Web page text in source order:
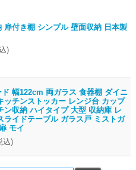
扉付き棚 シンプル 壁面収納 日本製
)
ド 幅122cm 両ガラス 食器棚 ダイニ
ッチンストッカー レンジ台 カップ
ン収納 ハイタイプ 大型 収納庫 レ
ライドテーブル ガラス戸 ミストガ
モイ
込)